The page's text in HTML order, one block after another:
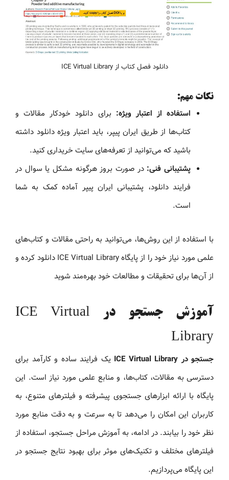
دانلود فصل کتاب از ICE Virtual Library
نکات مهم:
استفاده از اعتبار ویژه: برای دانلود خودکار مقالات و
کتاب‌ها از طریق ایران پیپر، باید اعتبار ویژه دانلود داشته
باشید که می‌توانید از تعرفه‌های سایت خریداری کنید.
پشتیبانی فنی: در صورت بروز هرگونه مشکل یا سوال در
فرایند دانلود، پشتیبانی ایران پیپر آماده کمک به شما
است.
با استفاده از این روش‌ها، می‌توانید به راحتی مقالات و کتاب‌های
علمی مورد نیاز خود را از پایگاه ICE Virtual Library دانلود کرده و
از آن‌ها برای تحقیقات و مطالعات خود بهره‌مند شوید
آموزش جستجو در ICE Virtual
Library
جستجو در ICE Virtual Library
یک فرایند ساده و کارآمد برای
دسترسی به مقالات، کتاب‌ها، و منابع علمی مورد نیاز است. این
پایگاه با ارائه ابزارهای جستجوی پیشرفته و فیلترهای متنوع، به
کاربران این امکان را می‌دهد تا به سرعت و به دقت منابع مورد
نظر خود را بیابند. در ادامه، به آموزش مراحل جستجو، استفاده از
فیلترهای مختلف و تکنیک‌های موثر برای بهبود نتایج جستجو در
این پایگاه می‌پردازیم.